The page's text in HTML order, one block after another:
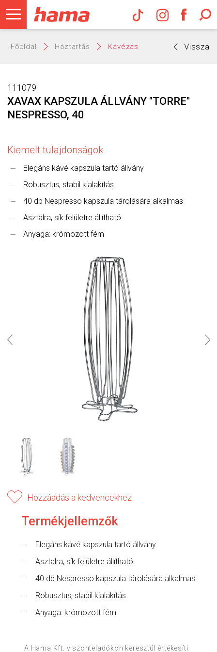
Hama
Főoldal Háztartás Kávézás Vissza
Hozzáadás a kedvencekhez
111079
XAVAX KAPSZULA ÁLLVÁNY "TORRE"
NESPRESSO, 40
Kiemelt tulajdonságok
Elegáns kávé kapszula tartó állvány
Robusztus, stabil kialakítás
40 db Nespresso kapszula tárolására alkalmas
Asztalra, sík felületre állítható
Anyaga: krómozott fém
Termékjellemzők
Elegáns kávé kapszula tartó állvány
Asztalra, sík felületre állítható
40 db Nespresso kapszula tárolására alkalmas
Robusztus, stabil kialakítás
Anyaga: krómozott fém
A Hama Kft. viszonteladókon keresztül értékesíti